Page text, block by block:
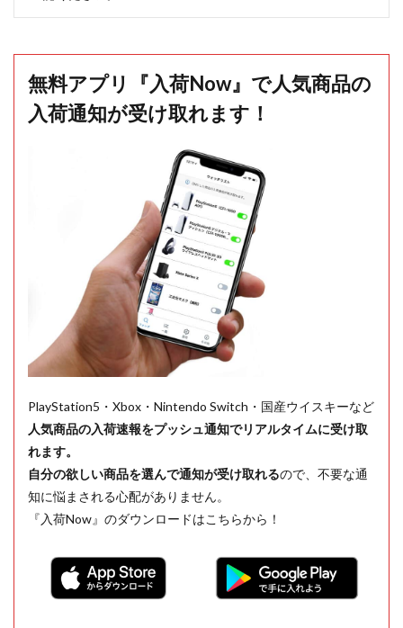
無料アプリ『入荷Now』で人気商品の
入荷通知が受け取れます！
PlayStation5・Xbox・Nintendo Switch・国産ウイスキーなど
人気商品の入荷速報をプッシュ通知でリアルタイムに受け取
れます。
自分の欲しい商品を選んで通知が受け取れるので、不要な通
知に悩まされる心配がありません。
『入荷Now』のダウンロードはこちらから！